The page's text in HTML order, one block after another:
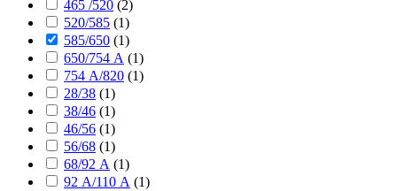
465 /520 (2)
520/585 (1)
585/650 (1)
650/754 А (1)
754 А/820 (1)
28/38 (1)
38/46 (1)
46/56 (1)
56/68 (1)
68/92 А (1)
92 А/110 А (1)